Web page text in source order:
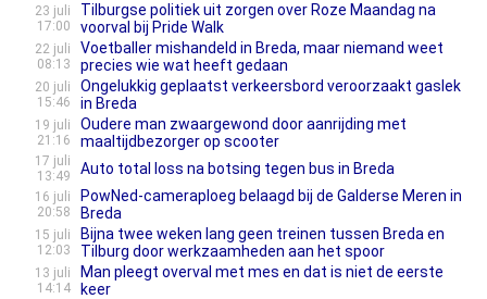
23 juli
17:00
Tilburgse politiek uit zorgen over Roze Maandag na
voorval bij Pride Walk
22 juli
08:13
Voetballer mishandeld in Breda, maar niemand weet
precies wie wat heeft gedaan
20 juli
15:46
Ongelukkig geplaatst verkeersbord veroorzaakt gaslek
in Breda
19 juli
21:16
Oudere man zwaargewond door aanrijding met
maaltijdbezorger op scooter
17 juli
13:49
Auto total loss na botsing tegen bus in Breda
16 juli
20:58
Pow­Ned-camera­ploeg belaagd bij de Galderse Meren in
Breda
15 juli
12:03
Bijna twee weken lang geen treinen tussen Breda en
Tilburg door werkzaamheden aan het spoor
13 juli
14:14
Man pleegt overval met mes en dat is niet de eerste
keer